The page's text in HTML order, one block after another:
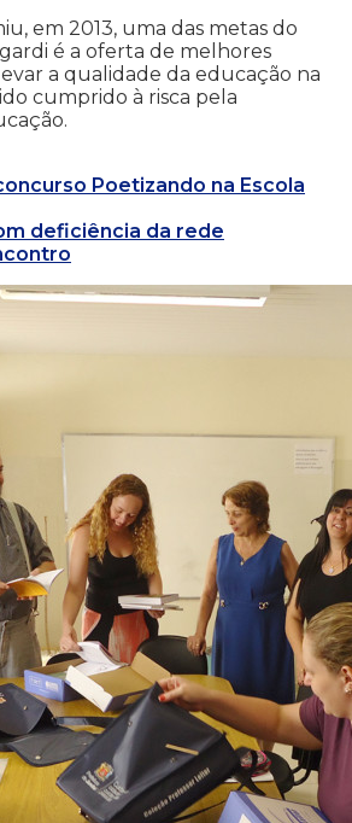
em 2013, uma das metas do
é a oferta de melhores
a qualidade da educação na
cumprido à risca pela
Poetizando na Escola
deficiência da rede